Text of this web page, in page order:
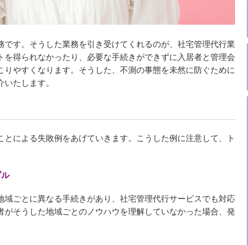
す。そうした業務を引き受けてくれるのが、社宅管理代行業
得られなかったり、必要な手続きができずに入居者と管理会
やすくなります。そうした、不測の事態を未然に防ぐために
たします。
による失敗例をあげていきます。こうした例に注意して、ト
ごとに異なる手続きがあり、社宅管理代行サービスでも対応
そうした地域ごとのノウハウを理解していなかった場合、発